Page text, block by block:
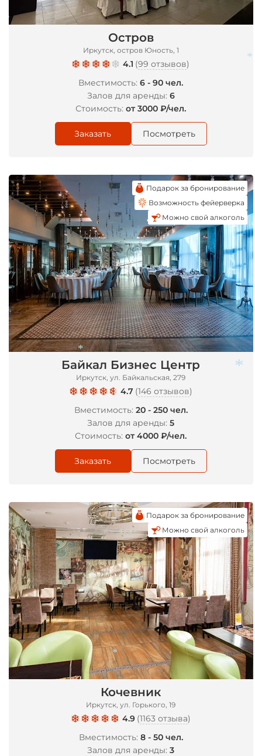
Остров
Иркутск, остров Юность, 1
4.1 (99 отзывов)
Вместимость:6 - 90 чел.
Залов для аренды: 6
Стоимость:от 3000 ₽/чел.
Заказать Посмотреть
Байкал Бизнес Центр
Иркутск, ул. Байкальская, 279
4.7 (146 отзывов)
Вместимость: 20 - 250 чел.
Залов для аренды:5
Стоимость:от 4000 ₽/чел.
Подарок за бронирование
Возможность фейерверка
Можно свой алкоголь
Заказать Посмотреть
Кочевник
Иркутск, ул. Горького, 19
4.9 (1163 отзыва)
Вместимость: 8 - 50 чел.
Залов для аренды:3
Подарок за бронирование
Можно свой алкоголь
*
*